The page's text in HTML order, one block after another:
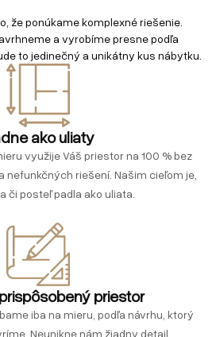
že ponúkame komplexné riešenie.
a vyrobíme presne podľa
to jedinečný a unikátny kus nábytku.
ako uliaty
využije Váš priestor na 100 % bez
nefunkčných riešení. Našim cieľom je,
či posteľ padla ako uliata.
priestor
iba na mieru, podľa návrhu, ktorý
Neunikne nám žiadny detail.